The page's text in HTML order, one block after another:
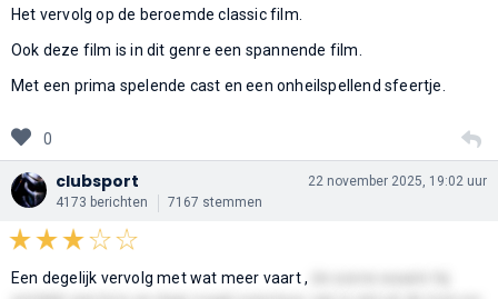
Het vervolg op de beroemde classic film.
Ook deze film is in dit genre een spannende film.
Met een prima spelende cast en een onheilspellend sfeertje.
0
clubsport
4173 berichten 7167 stemmen
22 november 2025, 19:02 uur
Een degelijk vervolg met wat meer vaart ,